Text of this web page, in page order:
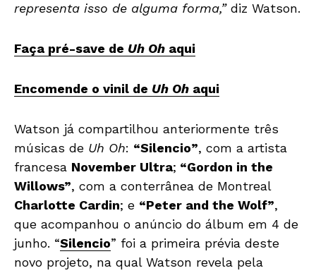
representa isso de alguma forma,”diz Watson.
Faça pré-save de Uh Oh aqui
Encomende o vinil de Uh Oh aqui
Watson já compartilhou anteriormente três
músicas de Uh Oh: “Silencio”, com a artista
francesa November Ultra; “Gordon in the
Willows”, com a conterrânea de Montreal
Charlotte Cardin; e “Peter and the Wolf”,
que acompanhou o anúncio do álbum em 4 de
junho. “Silencio” foi a primeira prévia deste
novo projeto, na qual Watson revela pela